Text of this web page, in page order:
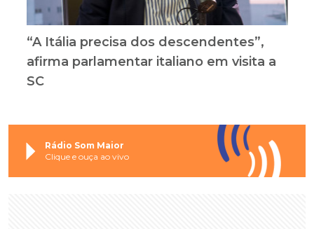
“A Itália precisa dos descendentes”,
afirma parlamentar italiano em visita a
SC
Rádio Som Maior
Clique e ouça ao vivo